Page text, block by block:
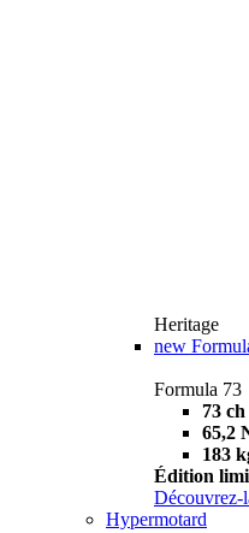
Heritage
new
Formula 73
73 ch
65,2
183
Édition
Découvrez-
Hypermotard